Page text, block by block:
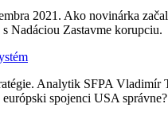
2021. Ako novinárka
Nadáciou Zastavme korupciu.
Analytik SFPA
spojenci USA správne?